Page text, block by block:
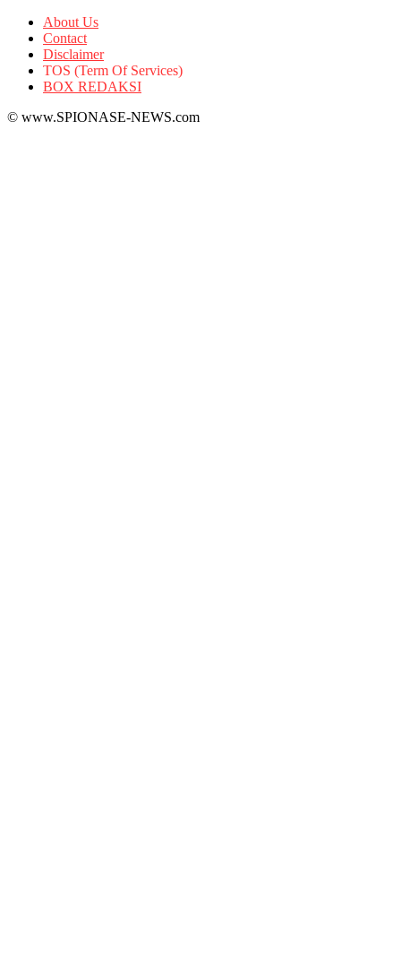
About Us
Contact
Disclaimer
TOS (Term Of Services)
BOX REDAKSI
© www.SPIONASE-NEWS.com